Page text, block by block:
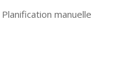
manuelle